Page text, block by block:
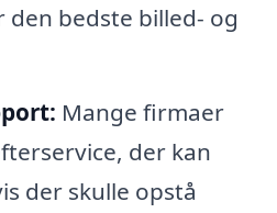
bedste billed- og
Mange firmaer
der kan
der skulle opstå